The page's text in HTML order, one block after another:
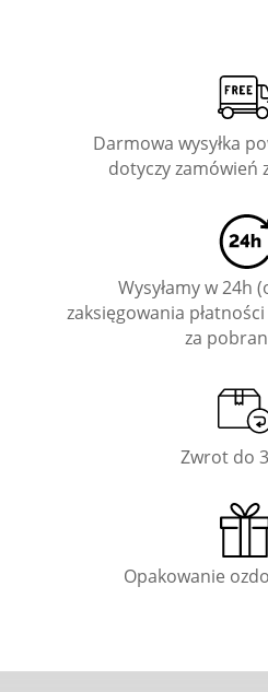
Darmowa wysyłka
dotyczy zamówień
Wysyłamy w 24h
zaksięgowania
za
Zwrot do
Opakowanie